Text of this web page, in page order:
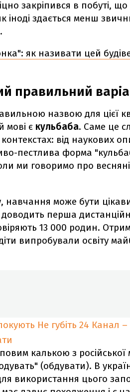
закріпився в побуті,
іноді здається менш
як називати цей
правильний
назвою для цієї
мові є кульбаба. Саме це
від наукових
пестлива форма
ми говоримо про
навчання може бути
перша
13 000 родин.
випробували освіту
Не губіть 24 Канал
калькою з
(обдувати). В
використання цього